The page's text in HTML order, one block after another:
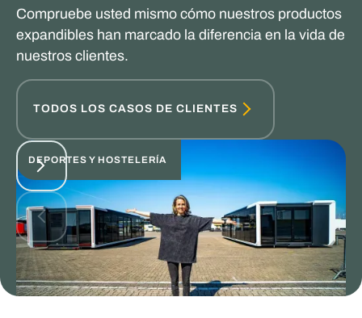
Compruebe usted mismo cómo nuestros productos
expandibles han marcado la diferencia en la vida de
nuestros clientes.
TODOS LOS CASOS DE CLIENTES
DEPORTES Y HOSTELERÍA